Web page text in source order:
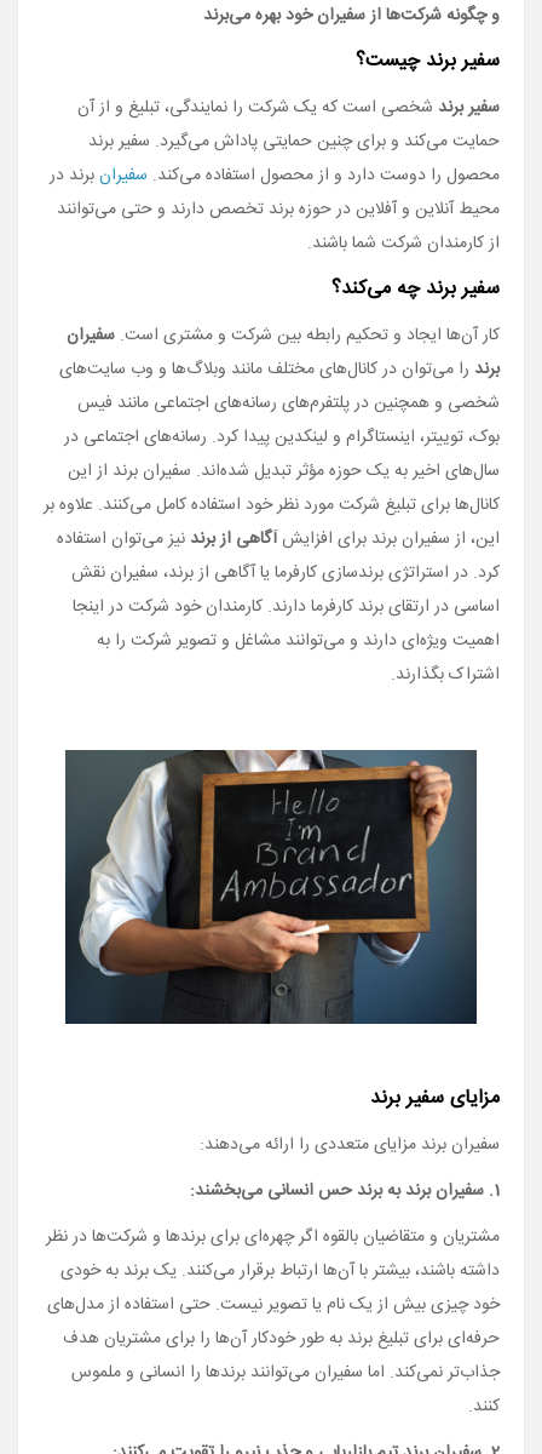
و چگونه شرکت‌ها از سفیران خود بهره می‌برند
سفیر برند چیست؟
سفیر برند شخصی است که یک شرکت را نمایندگی، تبلیغ و از آن
حمایت می‌­کند و برای چنین حمایتی پاداش می­‌گیرد. سفیر برند
محصول را دوست دارد و از محصول استفاده می­‌کند. سفیرانبرند در
محیط آنلاین و آفلاین در حوزه برند تخصص دارند و حتی می‌­توانند
از کارمندان شرکت شما باشند.
سفیر برند چه می‌­کند؟
کار آن‌­ها ایجاد و تحکیم رابطه بین شرکت و مشتری است. سفیران
برند را می‌­توان در کانال‌­های مختلف مانند وبلاگ‌­ها و وب سایت­‌های
شخصی و همچنین در پلتفرم‌­های رسانه­‌های اجتماعی مانند فیس
بوک، توییتر، اینستاگرام و لینکدین پیدا کرد. رسانه‌های اجتماعی در
سال‌های اخیر به یک حوزه مؤثر تبدیل شده‌اند. سفیران برند از این
کانال­‌ها برای تبلیغ شرکت مورد نظر خود استفاده کامل می­‌کنند. علاوه بر
این، از سفیران برند برای افزایشآگاهی از برند نیز می‌توان استفاده
کرد. در استراتژی برندسازی کارفرما یا آگاهی از برند، سفیراننقش
اساسی در ارتقای برند کارفرما دارند. کارمندان خود شرکت در اینجا
اهمیت ویژه‌­ای دارند و می­‌توانند مشاغل و تصویر شرکت را به
اشتراک بگذارند.
مزایای سفیر برند
سفیران برند مزایای متعددی را ارائه می­‌دهند:
1. سفیران برند به برند حس انسانی می‌­بخشند:
مشتریان و متقاضیان بالقوه اگر چهره‌­ای برای برندها و شرکت­‌ها در نظر
داشته باشند، بیشتر با آن­‌ها ارتباط برقرار می­‌کنند. یک برند به خودی
خود چیزی بیش از یک نام یا تصویر نیست. حتی استفاده از مدل‌های
حرفه‌ای برای تبلیغ برند به ‌طور خودکار آن‌ها را برای مشتریان هدف
جذاب‌تر نمی‌کند. اما سفیران می­‌توانند برندها را انسانی و ملموس
کنند.